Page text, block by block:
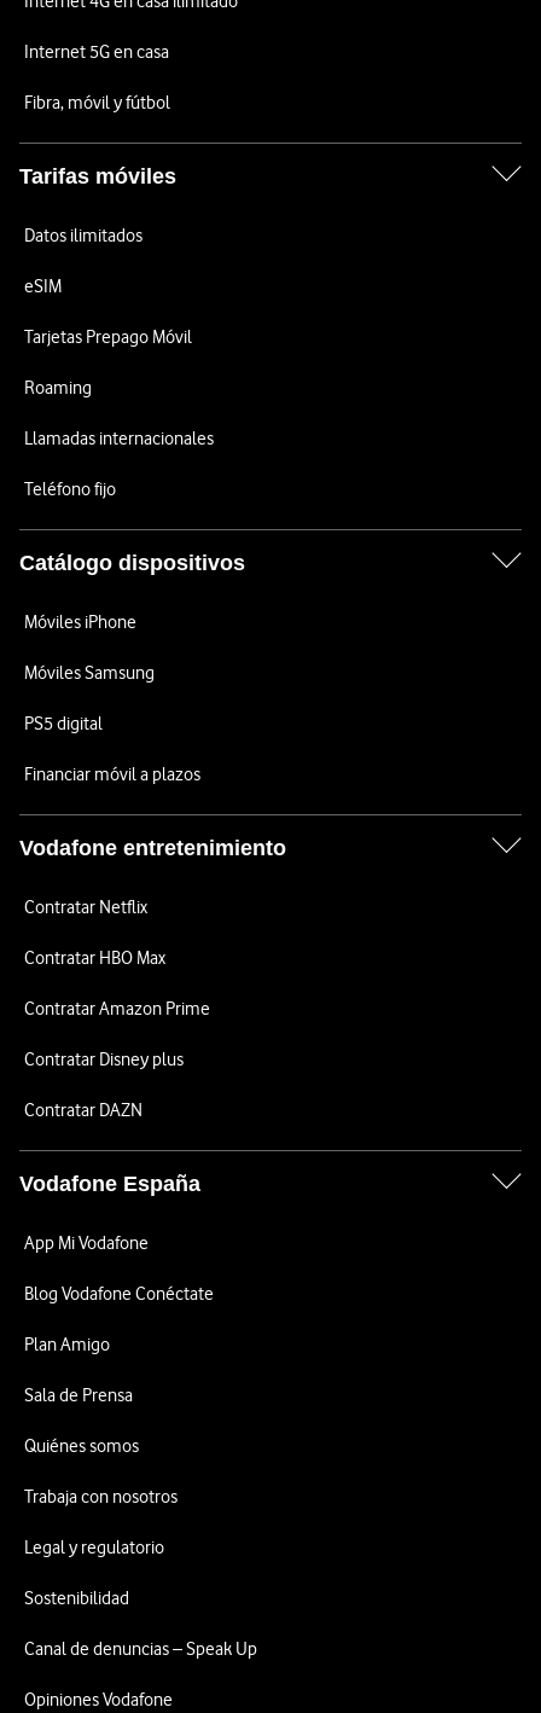
Internet 5G en casa
Fibra, móvil y fútbol
Tarifas móviles
Datos ilimitados
eSIM
Tarjetas Prepago Móvil
Roaming
Llamadas internacionales
Teléfono fijo
Catálogo dispositivos
Móviles iPhone
Móviles Samsung
PS5 digital
Financiar móvil a plazos
Vodafone entretenimiento
Contratar Netflix
Contratar HBO Max
Contratar Amazon Prime
Contratar Disney plus
Contratar DAZN
Vodafone España
App Mi Vodafone
Blog Vodafone Conéctate
Plan Amigo
Sala de Prensa
Quiénes somos
Trabaja con nosotros
Legal y regulatorio
Sostenibilidad
Canal de denuncias – Speak Up
Opiniones Vodafone